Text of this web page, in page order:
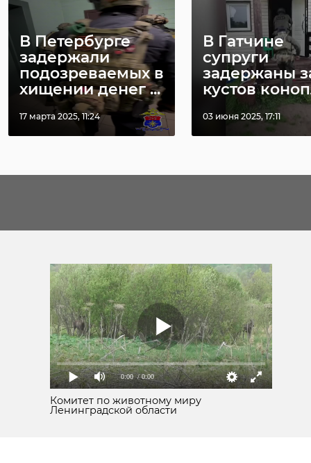
В Петербурге
задержали
подозреваемых в
хищении денег ...
17 марта 2025, 11:24
В Гатчине
супруги
задержаны
кустов
03 июня 2025, 17:11
0:00 / 0:00
Комитет по животному миру
Ленинградской области